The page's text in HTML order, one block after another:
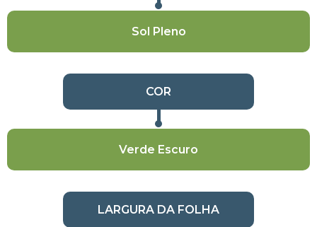
Sol Pleno
COR
Verde Escuro
LARGURA DA FOLHA